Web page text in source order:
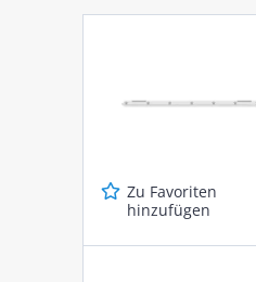
Zu Favoriten
hinzufügen